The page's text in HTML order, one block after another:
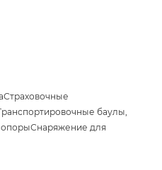
Страховочные
баулы,
опорыСнаряжение для